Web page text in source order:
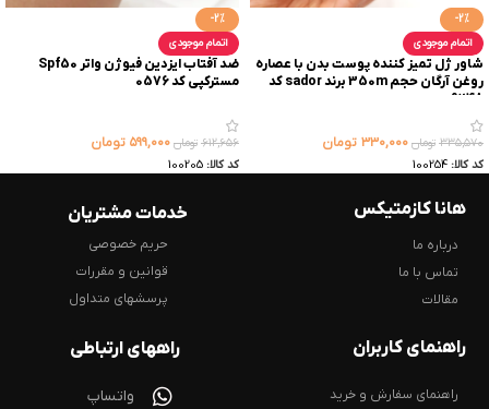
-2%
اتمام موجودی
شاور ژل تمیز کننده پوست بدن با عصاره
روغن آرگان حجم 350m برند sador کد
9248
۳۳۵,۵۷۰ تومان ۳۳۰,۰۰۰ تومان
کد کالا: 100254
-2%
اتمام موجودی
ضد آفتاب ایزدین فیوژن واتر Spf50
مسترکپی کد 0576
۶۱۲,۶۵۶ تومان ۵۹۹,۰۰۰ تومان
کد کالا: 100205
هانا کازمتیکس
درباره ما
تماس با ما
مقالات
خدمات مشتریان
حریم خصوصی
قوانین و مقررات
پرسشهای متداول
راهنمای کاربران
راهنمای سفارش و خرید
راههای ارتباطی
واتساپ